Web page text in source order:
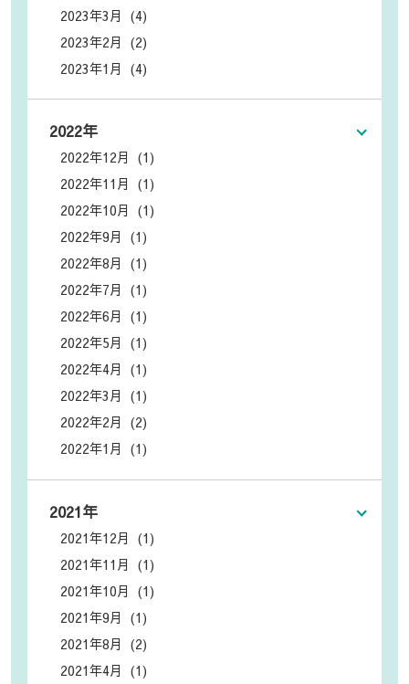
2023年3月 (4)
2023年2月 (2)
2023年1月 (4)
2022年
2022年12月 (1)
2022年11月 (1)
2022年10月 (1)
2022年9月 (1)
2022年8月 (1)
2022年7月 (1)
2022年6月 (1)
2022年5月 (1)
2022年4月 (1)
2022年3月 (1)
2022年2月 (2)
2022年1月 (1)
2021年
2021年12月 (1)
2021年11月 (1)
2021年10月 (1)
2021年9月 (1)
2021年8月 (2)
2021年4月 (1)